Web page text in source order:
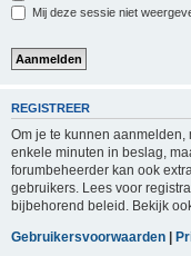
Mij deze sessie niet
REGISTREER
Om je te kunnen
enkele minuten in beslag,
forumbeheerder kan ook
gebruikers. Lees voor
bijbehorend beleid. Bekijk
Gebruikersvoorwaarden |